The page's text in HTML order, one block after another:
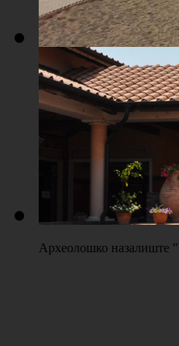
Плажа "Топољар" -
Археолошко назалиште